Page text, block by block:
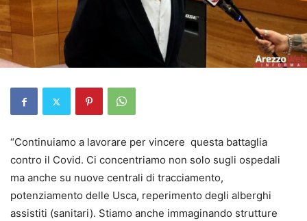
“Continuiamo a lavorare per vincere questa battaglia
contro il Covid. Ci concentriamo non solo sugli ospedali
ma anche su nuove centrali di tracciamento,
potenziamento delle Usca, reperimento degli alberghi
assistiti (sanitari). Stiamo anche immaginando strutture